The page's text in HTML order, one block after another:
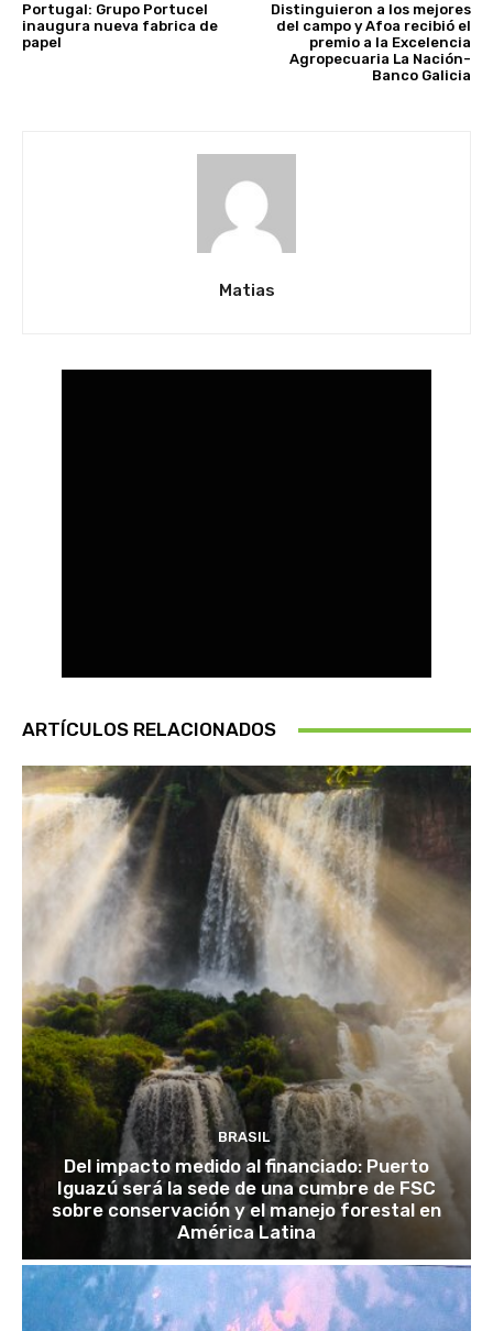
Portugal: Grupo Portucel
inaugura nueva fabrica de
papel
Distinguieron a los mejores
del campo y Afoa recibió el
premio a la Excelencia
Agropecuaria La Nación-
Banco Galicia
Matias
ARTÍCULOS RELACIONADOS
BRASIL
Del impacto medido al financiado: Puerto
Iguazú será la sede de una cumbre de FSC
sobre conservación y el manejo forestal en
América Latina